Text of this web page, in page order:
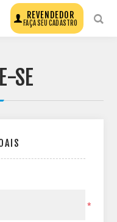
REVENDEDOR
FAÇA SEU CADASTRO
SE
*